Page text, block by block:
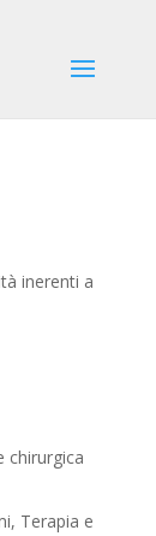
inerenti a
chirurgica
Terapia e